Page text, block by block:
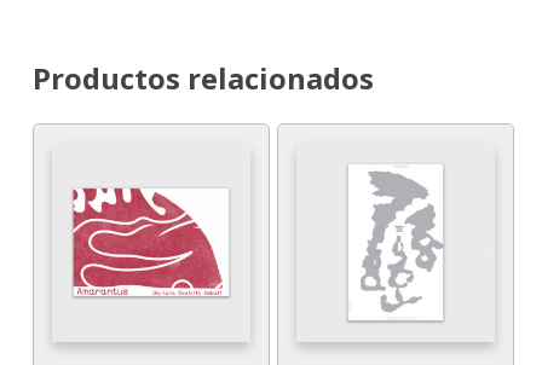
Productos relacionados